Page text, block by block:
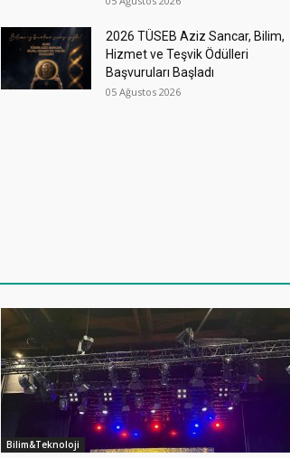
2026 TÜSEB Aziz Sancar, Bilim,
Hizmet ve Teşvik Ödülleri
Başvuruları Başladı
05 Ağustos 2026
Bilim&Teknoloji